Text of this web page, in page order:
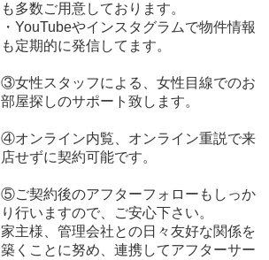
も多数ご用意しております。
・YouTubeやインスタグラムで物件情報
も定期的に発信してます。
③女性スタッフによる、女性目線でのお
部屋探しのサポート致します。
④オンライン内覧、オンライン重説で来
店せずに契約可能です。
⑤ご契約後のアフターフォローもしっか
り行いますので、ご安心下さい。
家主様、管理会社との日々友好な関係を
築くことに努め、連携してアフターサー